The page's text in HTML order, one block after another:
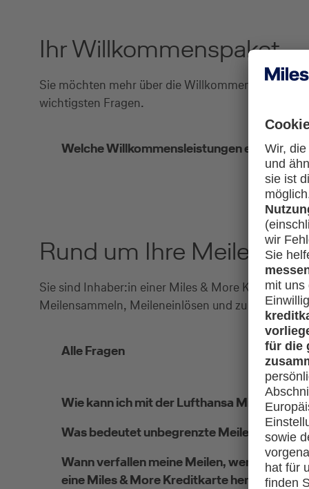
Ihr Willkommenspaket
Sie möchten mehr über die Willkommenspakete
wichtigsten Fragen.
Welche Willkommensleistungen erhalte
Rund um Ihre Meilen
Sie sind Inhaber:in einer Miles & More Kreditkarte
Meilensammeln, Meileneinlösen und zu vielen
Alle Fragen
Wie kann ich mit der Lufthansa Miles &
Was bedeutet unbegrenzte
Wann verfallen meine Meilen, wenn ich
eine Miles & More Kreditkarte